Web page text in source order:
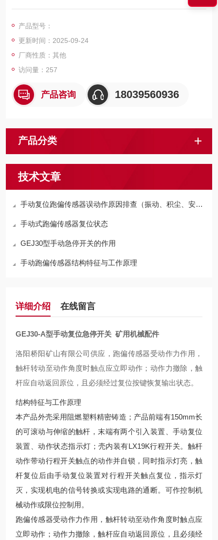
作；动作力撤除，触杆应自动返回原位，且必须经过复位按键恢
产品型号：
更新时间：2025-09-24
厂商性质：其他
访问量：257
产品咨询 18039560936
产品分类
技术文章
手动复位跑偏传感器误动作原因排查（振动、积尘、安装）
手动式跑偏传感器复位状态
GEJ30型手动急停开关的作用
手动跑偏传感器结构特征与工作原理
详细介绍 在线留言
GEJ30-A型手动复位急停开关 矿用机械配件
洛阳桥阳矿山有限公司供应，跑偏传感器受动作力作用，
触杆转动至动作角度时触点应立即动作；动作力撤除，触
杆应自动返回原位，且必须经过复位按键恢复输出状态。
结构特征与工作原理
本产品外壳采用阻燃塑料精密铸造；产品前端有150mm长
的可滚动与伸缩的触杆，末端有两个引入装置、手动复位
装置、动作状态指示灯；壳内装有LX19K行程开关。触杆
动作带动行程开关触点的动作并自锁，同时指示灯亮，触
杆复位后由手动复位装置对行程开关触点复位，指示灯
灭，实现机电的信号转换或实现电路的通断。可作控制机
械动作或限位控制用。
跑偏传感器受动作力作用，触杆转动至动作角度时触点应
立即动作；动作力撤除，触杆应自动返回原位，且必须经